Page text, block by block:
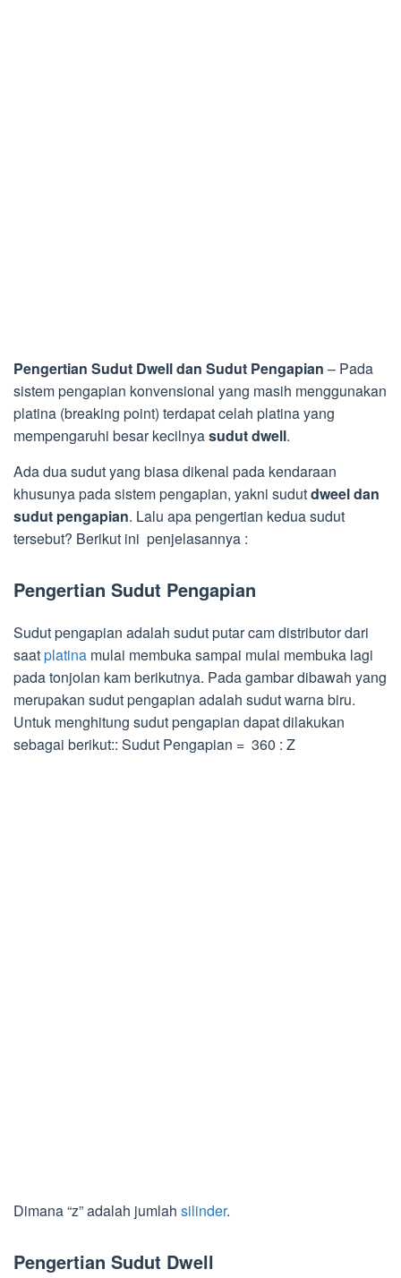
Pengertian Sudut Dwell dan Sudut Pengapian – Pada
sistem pengapian konvensional yang masih menggunakan
platina (breaking point) terdapat celah platina yang
mempengaruhi besar kecilnyasudut dwell.
Ada dua sudut yang biasa dikenal pada kendaraan
khusunya pada sistem pengapian, yakni sudutdweel dan
sudut pengapian. Lalu apa pengertian kedua sudut
tersebut? Berikut ini penjelasannya :
Pengertian Sudut Pengapian
Sudut pengapian adalah sudut putar cam distributor dari
saatplatina mulai membuka sampai mulai membuka lagi
pada tonjolan kam berikutnya. Pada gambar dibawah yang
merupakan sudut pengapian adalah sudut warna biru.
Untuk menghitung sudut pengapian dapat dilakukan
sebagai berikut:: Sudut Pengapian = 360 : Z
Dimana “z” adalah jumlah silinder.
Pengertian Sudut Dwell